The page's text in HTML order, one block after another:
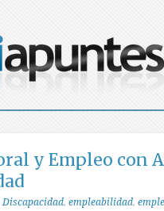
y Empleo con
Discapacidad, empleabilidad,